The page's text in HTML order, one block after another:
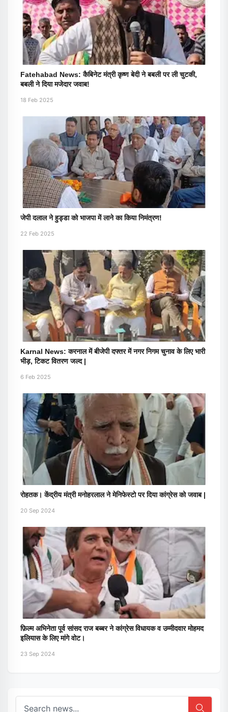
Fatehabad News: कैबिनेट मंत्री कृष्ण बेदी ने बबली पर ली चुटकी,
बबली ने दिया मजेदार जवाब!
18 Feb 2025
जेपी दलाल ने हुड्डा को भाजपा में लाने का किया निमंत्रण!
22 Feb 2025
Karnal News: करनाल में बीजेपी दफ्तर में नगर निगम चुनाव के लिए भारी
भीड़, टिकट वितरण जल्द |
6 Feb 2025
रोहतक। केंद्रीय मंत्री मनोहरलाल ने मेनिफेस्टो पर दिया कांग्रेस को जवाब |
20 Sep 2024
फ़िल्म अभिनेता पूर्व सांसद राज बब्बर ने कांग्रेस विधायक व उम्मीदवार मोहमद
इलियास के लिए मांगे वोट।
23 Sep 2024